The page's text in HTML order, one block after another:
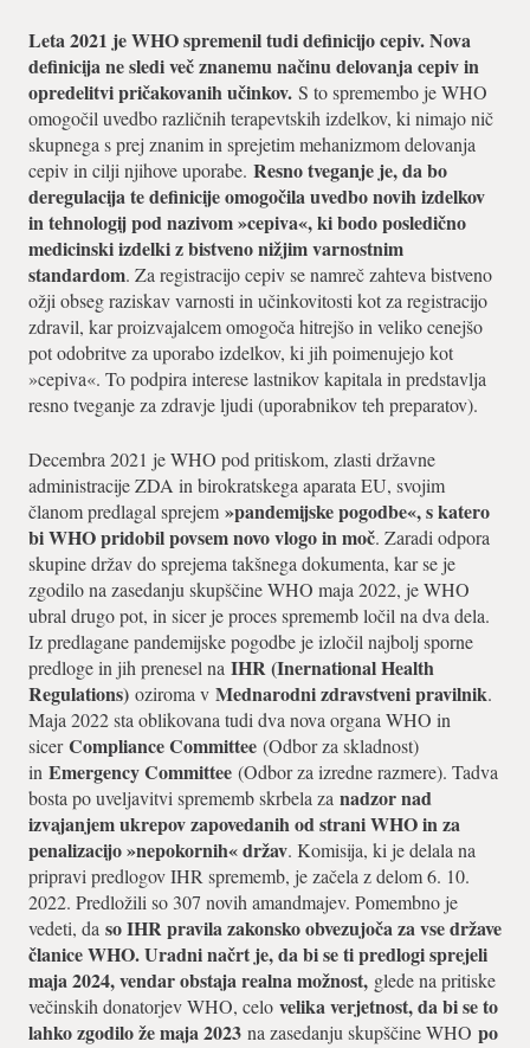
Leta 2021 je WHO spremenil tudi definicijo cepiv. Nova
definicija ne sledi več znanemu načinu delovanja cepiv in
opredelitvi pričakovanih učinkov. S to spremembo je WHO
omogočil uvedbo različnih terapevtskih izdelkov, ki nimajo nič
skupnega s prej znanim in sprejetim mehanizmom delovanja
cepiv in cilji njihove uporabe. Resno tveganje je, da bo
deregulacija te definicije omogočila uvedbo novih izdelkov
in tehnologij pod nazivom »cepiva«, ki bodo posledično
medicinski izdelki z bistveno nižjim varnostnim
standardom. Za registracijo cepiv se namreč zahteva bistveno
ožji obseg raziskav varnosti in učinkovitosti kot za registracijo
zdravil, kar proizvajalcem omogoča hitrejšo in veliko cenejšo
pot odobritve za uporabo izdelkov, ki jih poimenujejo kot
»cepiva«. To podpira interese lastnikov kapitala in predstavlja
resno tveganje za zdravje ljudi (uporabnikov teh preparatov).
Decembra 2021 je WHO pod pritiskom, zlasti državne
administracije ZDA in birokratskega aparata EU, svojim
članom predlagal sprejem »pandemijske pogodbe«, s katero
bi WHO pridobil povsem novo vlogo in moč. Zaradi odpora
skupine držav do sprejema takšnega dokumenta, kar se je
zgodilo na zasedanju skupščine WHO maja 2022, je WHO
ubral drugo pot, in sicer je proces sprememb ločil na dva dela.
Iz predlagane pandemijske pogodbe je izločil najbolj sporne
predloge in jih prenesel na IHR (Inernational Health
Regulations) oziroma v Mednarodni zdravstveni pravilnik.
Maja 2022 sta oblikovana tudi dva nova organa WHO in
sicerCompliance Committee (Odbor za skladnost)
in Emergency Committee (Odbor za izredne razmere). Tadva
bosta po uveljavitvi sprememb skrbela za nadzor nad
izvajanjem ukrepov zapovedanih od strani WHO in za
penalizacijo »nepokornih« držav. Komisija, ki je delala na
pripravi predlogov IHR sprememb, je začela z delom 6. 10.
2022. Predložili so 307 novih amandmajev. Pomembno je
vedeti, da so IHR pravila zakonsko obvezujoča za vse države
članice WHO. Uradni načrt je, da bi se ti predlogi sprejeli
maja 2024, vendar obstaja realna možnost, glede na pritiske
večinskih donatorjev WHO, celo velika verjetnost, da bi se to
lahko zgodilo že maja 2023 na zasedanju skupščine WHO po